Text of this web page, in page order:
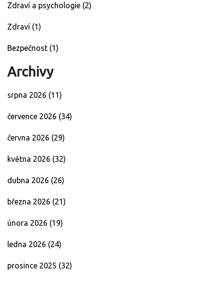
Zdraví a psychologie (2)
Zdraví (1)
Bezpečnost (1)
Archivy
srpna 2026 (11)
července 2026 (34)
června 2026 (29)
května 2026 (32)
dubna 2026 (26)
března 2026 (21)
února 2026 (19)
ledna 2026 (24)
prosince 2025 (32)